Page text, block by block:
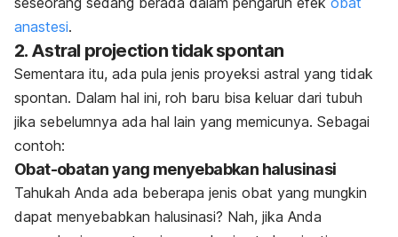
anastesi.
2. Astral projectiontidak spontan
Sementara itu, ada pula jenis proyeksi astral yang tidak
spontan. Dalam hal ini, roh baru bisa keluar dari tubuh
jika sebelumnya ada hal lain yang memicunya. Sebagai
contoh:
Obat-obatan yang menyebabkan halusinasi
Tahukah Anda ada beberapa jenis obat yang mungkin
dapat menyebabkan halusinasi? Nah, jika Anda